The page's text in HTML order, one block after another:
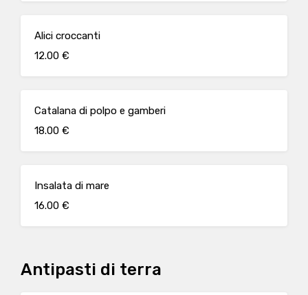
Alici croccanti
12.00 €
Catalana di polpo e gamberi
18.00 €
Insalata di mare
16.00 €
Antipasti di terra